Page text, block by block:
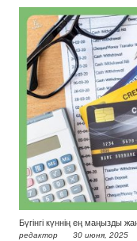
Бүгінгі күннің ең маңызды
редактор 30 июня, 2025